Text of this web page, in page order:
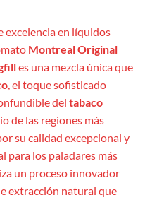
excelencia en líquidos
Montreal Original
es una mezcla única que
, el toque sofisticado
del tabaco
de las regiones más
su calidad excepcional y
para los paladares más
un proceso innovador
extracción natural que